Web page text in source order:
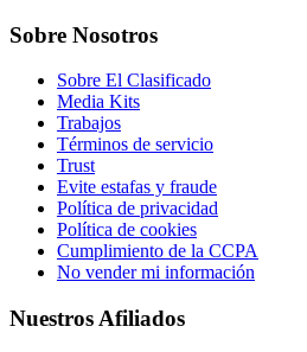
Sobre Nosotros
Sobre El Clasificado
Media Kits
Trabajos
Términos de servicio
Trust
Evite estafas y fraude
Política de privacidad
Política de cookies
Cumplimiento de la CCPA
No vender mi información
Nuestros Afiliados